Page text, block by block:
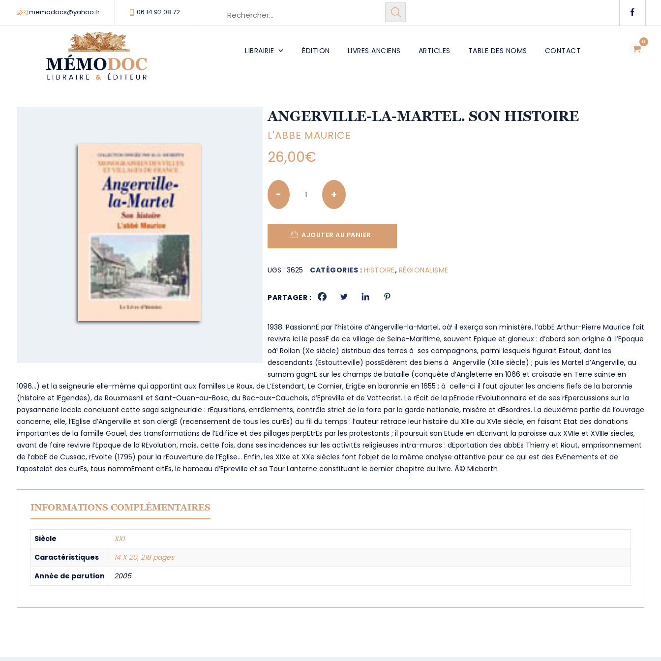
memodocs@yahoo.fr 06 14 92 08 72
0
LIBRAIRIE ÉDITION LIVRES ANCIENS ARTICLES TABLE DES NOMS CONTACT
ANGERVILLE-LA-MARTEL. SON HISTOIRE
L'ABBE MAURICE
26,00€
Quantity
AJOUTER AU PANIER
UGS :3625 CATÉGORIES : HISTOIRE, RÉGIONALISME
PARTAGER :
1938. PassionnE par l’histoire d’Angerville-la-Martel, oà¹ il exerça son ministère, l’abbE Arthur-Pierre Maurice fait
revivre ici le passE de ce village de Seine-Maritime, souvent Epique et glorieux : d’abord son origine à l’Epoque
oà¹ Rollon (Xe siècle) distribua des terres à ses compagnons, parmi lesquels figurait Estout, dont les
descendants (Estoutteville) possEdèrent des biens à Angerville (XIIIe siècle) ; puis les Martel d’Angerville, au
surnom gagnE sur les champs de bataille (conquête d’Angleterre en 1066 et croisade en Terre sainte en
1096…) et la seigneurie elle-même qui appartint aux familles Le Roux, de L’Estendart, Le Cornier, ErigEe en baronnie en 1655 ; à celle-ci il faut ajouter les anciens fiefs de la baronnie
(histoire et lEgendes), de Rouxmesnil et Saint-Ouen-au-Bosc, du Bec-aux-Cauchois, d’Epreville et de Vattecrist. Le rEcit de la pEriode rEvolutionnaire et de ses rEpercussions sur la
paysannerie locale concluant cette saga seigneuriale : rEquisitions, enrôlements, contrôle strict de la foire par la garde nationale, misère et dEsordres. La deuxième partie de l’ouvrage
concerne, elle, l’Eglise d’Angerville et son clergE (recensement de tous les curEs) au fil du temps : l’auteur retrace leur histoire du XIIIe au XVIe siècle, en faisant Etat des donations
importantes de la famille Gouel, des transformations de l’Edifice et des pillages perpEtrEs par les protestants ; il poursuit son Etude en dEcrivant la paroisse aux XVIIe et XVIIIe siècles,
avant de faire revivre l’Epoque de la REvolution, mais, cette fois, dans ses incidences sur les activitEs religieuses intra-muros : dEportation des abbEs Thierry et Riout, emprisonnement
de l’abbE de Cussac, rEvolte (1795) pour la rEouverture de l’Eglise… Enfin, les XIXe et XXe siècles font l’objet de la même analyse attentive pour ce qui est des EvEnements et de
l’apostolat des curEs, tous nommEment citEs, le hameau d’Epreville et sa Tour Lanterne constituant le dernier chapitre du livre. Â© Micberth
INFORMATIONS COMPLÉMENTAIRES
Siècle
XXI
Caractéristiques
14 X 20, 218 pages
Année de parution
2005